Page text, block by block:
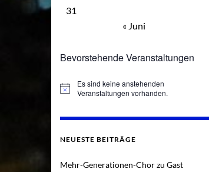
31
« Juni
Bevorstehende Veranstaltungen
Hinweis
Es sind keine anstehenden
Veranstaltungen vorhanden.
NEUESTE BEITRÄGE
Mehr-Generationen-Chor zu Gast